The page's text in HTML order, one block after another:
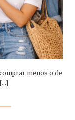
menos o de